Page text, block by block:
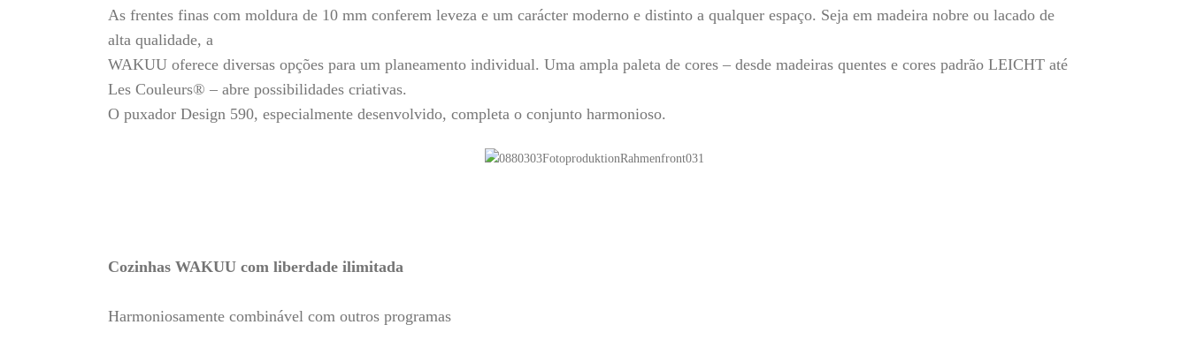
As frentes finas com moldura de 10 mm conferem leveza e um carácter moderno e distinto a qualquer espaço. Seja em madeira nobre ou lacado de
alta qualidade, a
WAKUU oferece diversas opções para um planeamento individual. Uma ampla paleta de cores – desde madeiras quentes e cores padrão LEICHT até
Les Couleurs® – abre possibilidades criativas.
O puxador Design 590, especialmente desenvolvido, completa o conjunto harmonioso.
Cozinhas WAKUU com liberdade ilimitada
Harmoniosamente combinável com outros programas